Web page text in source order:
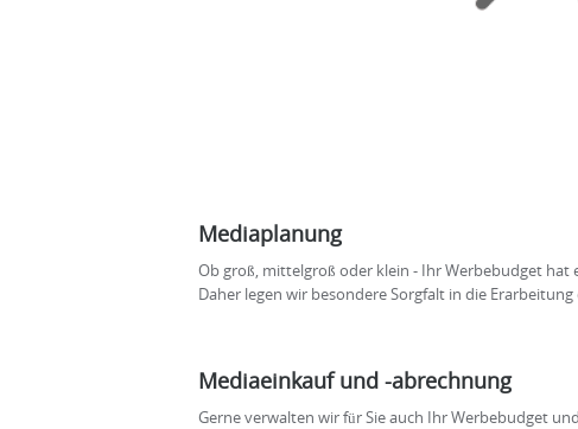
Mediaplanung
Ob groß, mittelgroß oder klein - Ihr Werbebudget
Daher legen wir besondere Sorgfalt in die
Mediaeinkauf und -abrechnung
Gerne verwalten wir für Sie auch Ihr Werbebudget